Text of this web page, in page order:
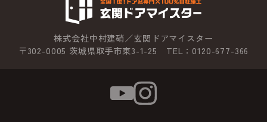
株式会社中村建硝／玄関ドアマイスター
〒302-0005 茨城県取手市東3-1-25 TEL：0120-677-366